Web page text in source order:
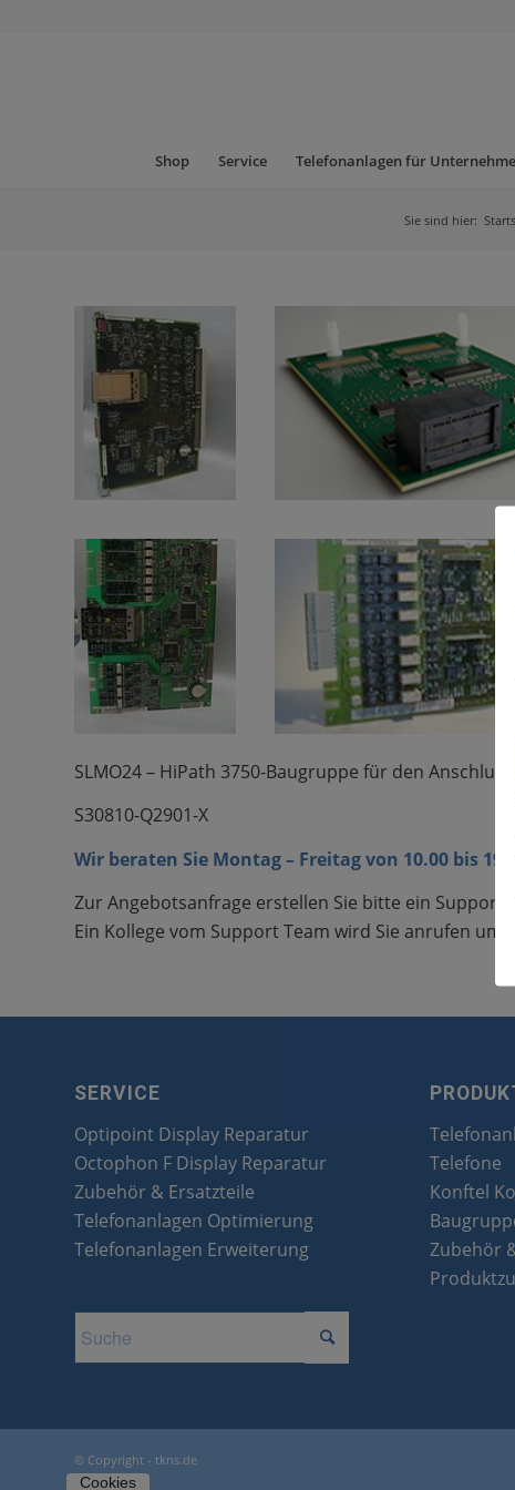
Shop Service Telefonanlagen für
Sie sind hier:
SLMO24 – HiPath 3750-Baugruppe für den
S30810-Q2901-X
Wir beraten Sie Montag – Freitag von 10.00 bis
Zur Angebotsanfrage erstellen Sie bitte ein Support
Ein Kollege vom Support Team wird Sie anrufen
SERVICE
Optipoint Display Reparatur
Octophon F Display Reparatur
Zubehör & Ersatzteile
Telefonanlagen Optimierung
Telefonanlagen Erweiterung
Telefone
Konftel
Zubehör
© Copyright - tkns.de
Cookies